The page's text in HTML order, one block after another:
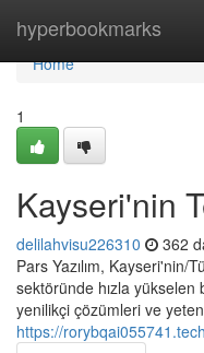
hyperbookmarks
Home
Home
1
Kayseri'nin
delilahvisu226310 362
Pars Yazılım,
sektöründe hızla yükselen
yenilikçi çözümleri ve
https://